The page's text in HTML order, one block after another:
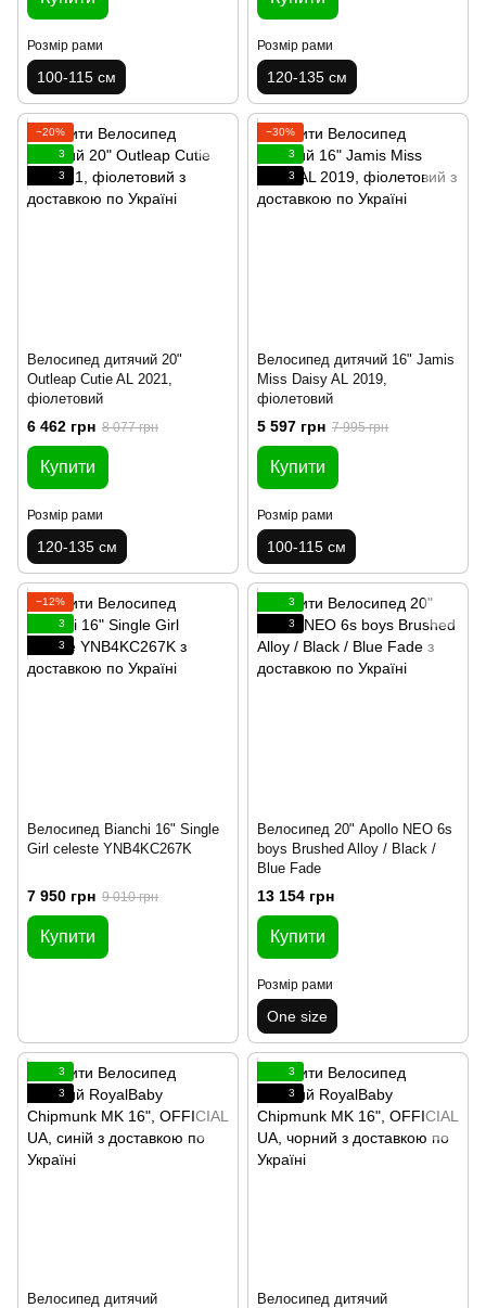
Розмір рами
100-115 см
Розмір рами
120-135 см
−20%
3
3
Велосипед дитячий 20"
Outleap Cutie AL 2021,
фіолетовий
6 462 грн 8 077 грн
Купити
Розмір рами
120-135 см
−30%
3
3
Велосипед дитячий 16" Jamis
Miss Daisy AL 2019,
фіолетовий
5 597 грн 7 995 грн
Купити
Розмір рами
100-115 см
−12%
3
3
Велосипед Bianchi 16" Single
Girl celeste YNB4KC267K
7 950 грн 9 010 грн
Купити
3
3
Велосипед 20" Apollo NEO 6s
boys Brushed Alloy / Black /
Blue Fade
13 154 грн
Купити
Розмір рами
One size
3
3
Велосипед дитячий
3
3
Велосипед дитячий